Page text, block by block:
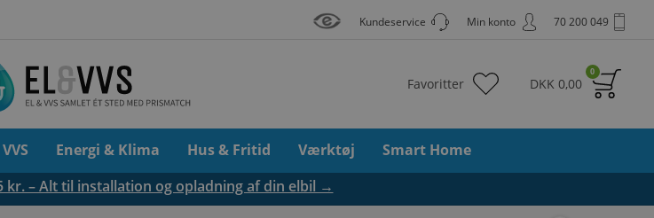
70 200 049
Min konto
Kundeservice
0
DKK 0,00
Favoritter
VVS Energi & Klima Hus & Fritid Værktøj
Smart Home
kr. – Alt til installation og opladning af din elbil →